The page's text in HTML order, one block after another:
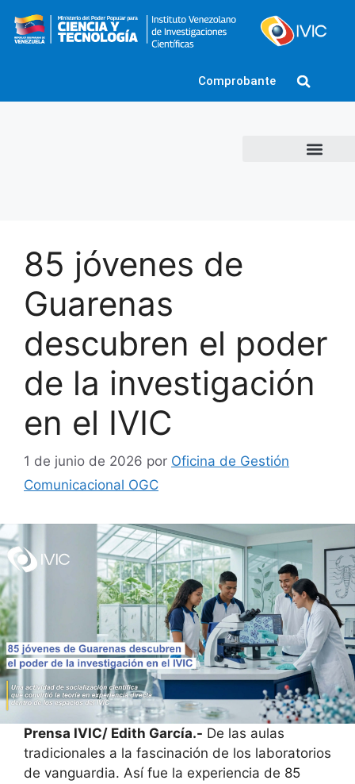
Comprobante
85 jóvenes de
Guarenas
descubren el poder
de la investigación
en el IVIC
1 de junio de 2026 por Oficina de Gestión
Comunicacional OGC
Prensa IVIC/ Edith García.- De las aulas
tradicionales a la fascinación de los laboratorios
de vanguardia. Así fue la experiencia de 85